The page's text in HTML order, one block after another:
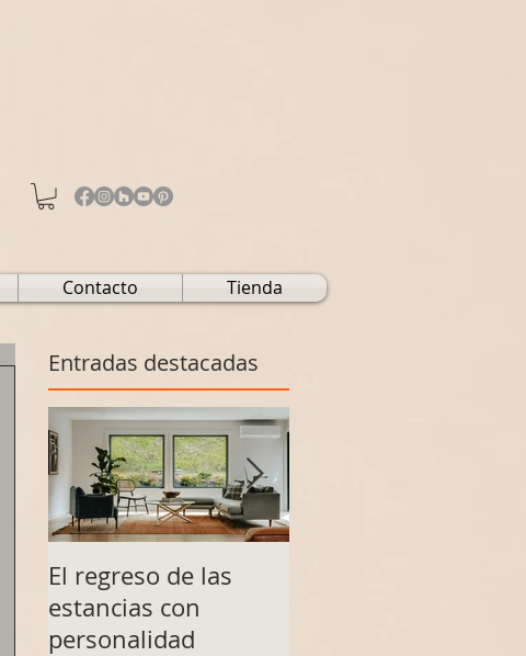
Contacto Tienda
Entradas destacadas
El regreso de las
estancias con
personalidad